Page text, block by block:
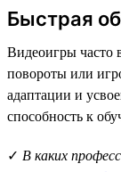
Быстрая
Видеоигры
повороты или
адаптации и
способность к
✓ В каких